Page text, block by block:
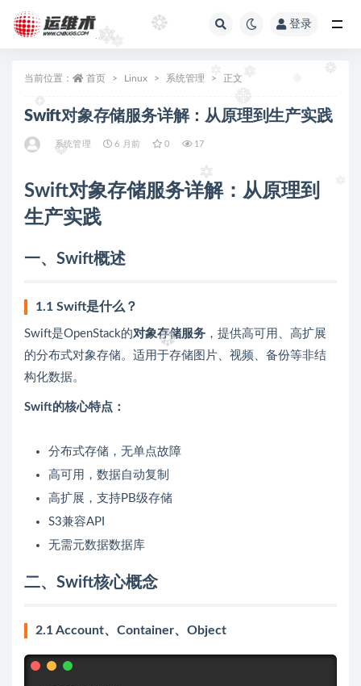
登录
当前位置： 首页 Linux 系统管理 正文
Swift对象存储服务详解：从原理到生产实践
系统管理 6 月前 0 17
Swift对象存储服务详解：从原理到
生产实践
一、Swift概述
1.1 Swift是什么？
Swift是OpenStack的对象存储服务 ，提供高可用、高扩展
的分布式对象存储。适用于存储图片、视频、备份等非结
构化数据。
Swift的核心特点：
分布式存储，无单点故障
高可用，数据自动复制
高扩展，支持PB级存储
S3兼容API
无需元数据数据库
二、Swift核心概念
2.1 Account、Container、Object